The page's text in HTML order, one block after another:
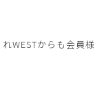
WESTからも会員様